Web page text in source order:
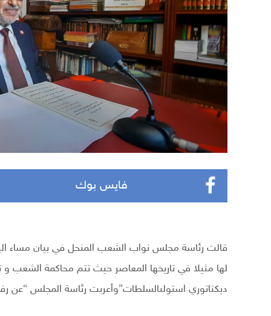
فايس بوك
قالت رئاسة مجلس نواب الشعب المنحل في بيان مساء
لها مثيلا في تاريخها المعاصر حيث تتم محاكمة الشعب و
ديكتاتوري استولىالسلطات”وأعربت رئاسة المجلس “عن